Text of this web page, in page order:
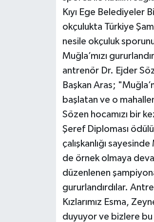
Kıyı Ege Belediyeler
okçulukta Türkiye
nesile okçuluk
Muğla’mızı
antrenör Dr. Ejder
Başkan Aras;
başlatan ve o
Sözen hocamızı bir
Şeref Diploması
çalışkanlığı
de örnek olmaya
düzenlenen
gururlandırdılar.
Kızlarımız Esma,
duyuyor ve bizlere